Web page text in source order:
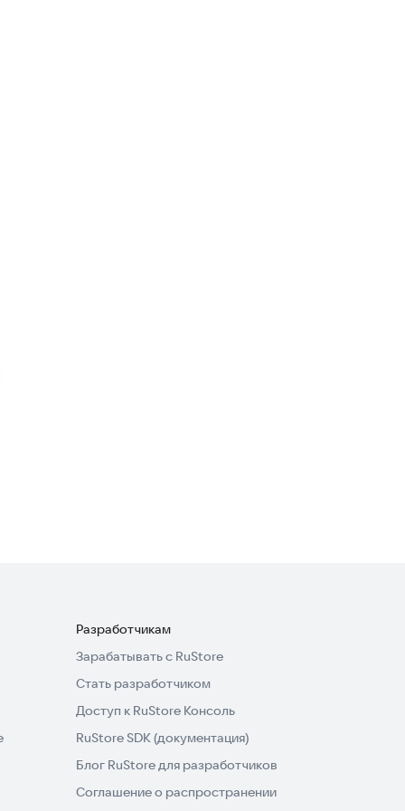
Разработчикам
Зарабатывать с RuStore
Стать разработчиком
Доступ к RuStore Консоль
RuStore SDK (документация)
Блог RuStore для разработчиков
Соглашение о распространении